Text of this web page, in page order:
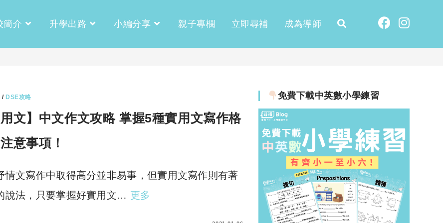
簡介 升學出路 小編分享 親子專欄 立即尋補 成為導師
/ DSE攻略
用文】中文作文攻略 掌握5種實用文寫作格
意事項！
情文寫作中取得高分並非易事，但實用文寫作則有著
說法，只要掌握好實用文… 更多
免費下載中英數小學練習